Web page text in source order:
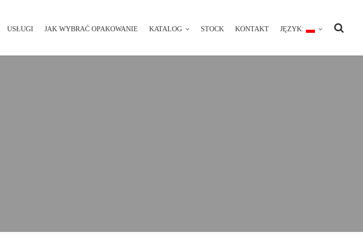
USŁUGI JAK WYBRAĆ OPAKOWANIE KATALOG STOCK KONTAKT JĘZYK:
USŁUGI JAK WYBRAĆ OPAKOWANIE KATALOG STOCK KONTAKT JĘZYK: